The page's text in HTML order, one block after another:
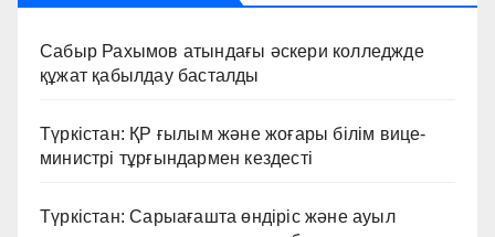
Сабыр Рахымов атындағы әскери колледжде
құжат қабылдау басталды
Түркістан: ҚР ғылым және жоғары білім вице-
министрі тұрғындармен кездесті
Түркістан: Сарыағашта өндіріс және ауыл